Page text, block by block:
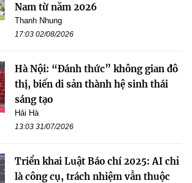
Nam từ năm 2026
Thanh Nhung
17:03 02/08/2026
Hà Nội: “Đánh thức” không gian đô
thị, biến di sản thành hệ sinh thái
sáng tạo
Hải Hà
13:03 31/07/2026
Triển khai Luật Báo chí 2025: AI chỉ
là công cụ, trách nhiệm vẫn thuộc